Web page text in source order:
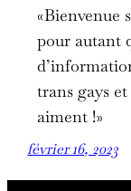
«Bienvenue
pour autant
trans gays
aiment !»
février 16, 2023